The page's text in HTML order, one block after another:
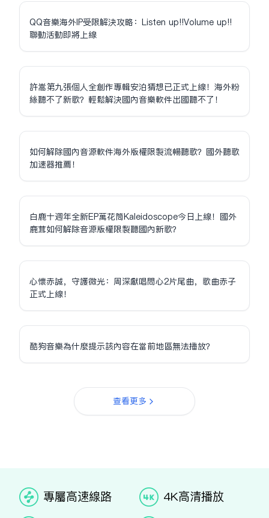
QQ音樂海外IP受限解決攻略：Listen up!!Volume up!!
聯動活動即將上線
許嵩第九張個人全創作專輯安泊猜想已正式上線！海外粉
絲聽不了新歌？輕鬆解決國內音樂軟件出國聽不了！
如何解除國內音源軟件海外版權限制流暢聽歌？國外聽歌
加速器推薦！
白鹿十週年全新EP萬花筒Kaleidoscope今日上線！國外
鹿茸如何解除音源版權限制聽國內新歌？
心懷赤誠，守護微光：周深獻唱問心2片尾曲，歌曲赤子
正式上線！
酷狗音樂為什麼提示該內容在當前地區無法播放？
查看更多
专属高速线路
4K高清播放